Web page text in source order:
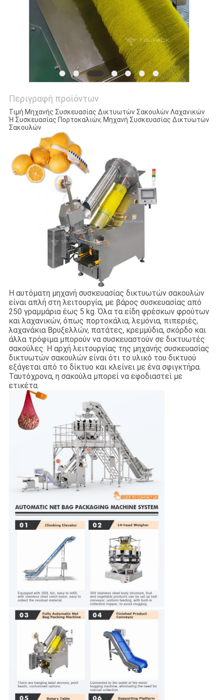
ΠΟΛΙΤΙΚΉ
ΑΠΟΡΡΉΤΟΥ
Περιγραφή προϊόντων
Τιμή Μηχανής Συσκευασίας Δικτυωτών Σακουλών Λαχανικών
Ή Συσκευασίας Πορτοκαλιών, Μηχανή Συσκευασίας Δικτυωτών
Σακουλών
Η αυτόματη μηχανή συσκευασίας δικτυωτών σακουλών
είναι απλή στη λειτουργία, με βάρος συσκευασίας από
250 γραμμάρια έως 5 kg. Όλα τα είδη φρέσκων φρούτων
και λαχανικών, όπως πορτοκάλια, λεμόνια, πιπεριές,
λαχανάκια Βρυξελλών, πατάτες, κρεμμύδια, σκόρδο και
άλλα τρόφιμα μπορούν να συσκευαστούν σε δικτυωτές
σακούλες. Η αρχή λειτουργίας της μηχανής συσκευασίας
δικτυωτών σακουλών είναι ότι το υλικό του δικτυού
εξάγεται από το δίκτυο και κλείνει με ένα σφιγκτήρα.
Ταυτόχρονα, η σακούλα μπορεί να εφοδιαστεί με
ετικέτα.